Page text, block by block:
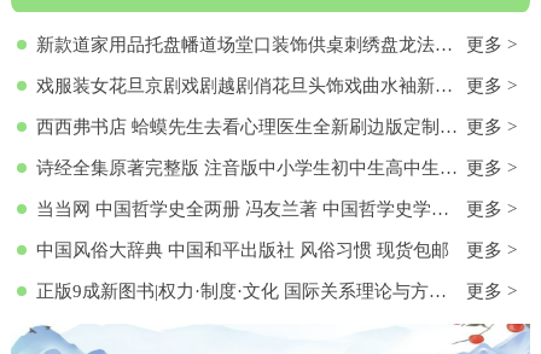
新款道家用品托盘幡道场堂口装饰供桌刺绣盘龙法器香盘幡全套 更多 >
戏服装女花旦京剧戏剧越剧俏花旦头饰戏曲水袖新款黄梅戏服演出服 更多 >
西西弗书店 蛤蟆先生去看心理医生全新刷边版定制书特装书收藏书蛤蟆先生去看心理医生(纪念版) 白边版本 心理学入门 零基础心理学 更多 >
诗经全集原著完整版 注音版中小学生初中生高中生成人无删减305首诗经楚辞详解版拼音注析 中华藏书局译注解析鉴赏古诗词诠译书 更多 >
当当网 中国哲学史全两册 冯友兰著 中国哲学史学科的奠基之作 附录《中国哲学小史》 冯友兰之女宗璞首肯 正版书籍 更多 >
中国风俗大辞典 中国和平出版社 风俗习惯 现货包邮 更多 >
正版9成新图书|权力·制度·文化 国际关系理论与方法研究文集(第 更多 >